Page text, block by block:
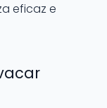
eficaz e